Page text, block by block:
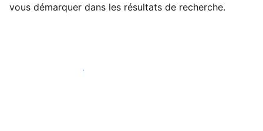
vous démarquer dans les résultats de recherche.
Lancez-vous dès aujourd'hui